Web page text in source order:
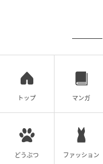
4. グーの手に見
なりやすいこと」
何かあると、感情
言葉のトーンが強
トップ マンガ
どうぶつ ファッション